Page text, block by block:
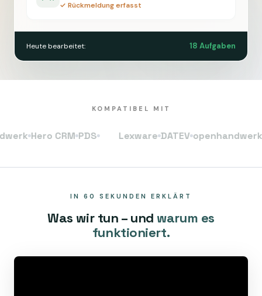
✓ Rückmeldung erfasst
Heute bearbeitet: 18 Aufgaben
KOMPATIBEL MIT
Hero CRM PDS Lexware DATEV openhandwerk
IN 60 SEKUNDEN ERKLÄRT
Was wir tun – und warum es
funktioniert.